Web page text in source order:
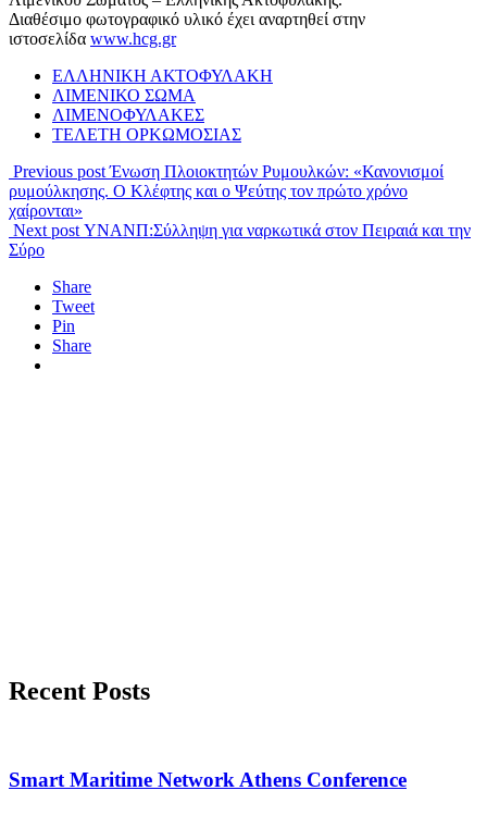
Διαθέσιμο φωτογραφικό υλικό έχει αναρτηθεί στην
ιστοσελίδα www.hcg.gr
ΕΛΛΗΝΙΚΗ ΑΚΤΟΦΥΛΑΚΗ
ΛΙΜΕΝΙΚΟ ΣΩΜΑ
ΛΙΜΕΝΟΦΥΛΑΚΕΣ
ΤΕΛΕΤΗ ΟΡΚΩΜΟΣΙΑΣ
Previous post Ένωση Πλοιοκτητών Ρυμουλκών: «Κανονισμοί
ρυμούλκησης. Ο Κλέφτης και ο Ψεύτης τον πρώτο χρόνο
χαίρονται»
Next post ΥΝΑΝΠ:Σύλληψη για ναρκωτικά στον Πειραιά και την
Σύρο
Share
Tweet
Pin
Share
Recent Posts
Smart Maritime Network Athens Conference